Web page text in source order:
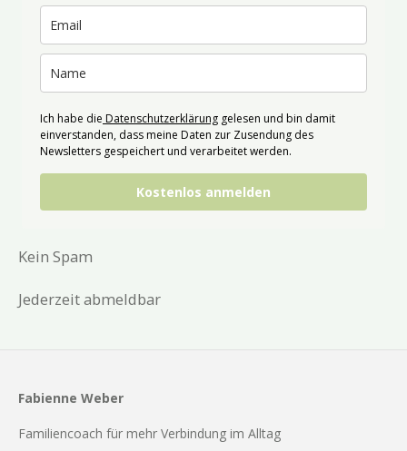
Ich habe die Datenschutzerklärung gelesen und bin damit
einverstanden, dass meine Daten zur Zusendung des
Newsletters gespeichert und verarbeitet werden.
Kostenlos anmelden
Kein Spam
Jederzeit abmeldbar
Fabienne Weber
Familiencoach für mehr Verbindung im Alltag